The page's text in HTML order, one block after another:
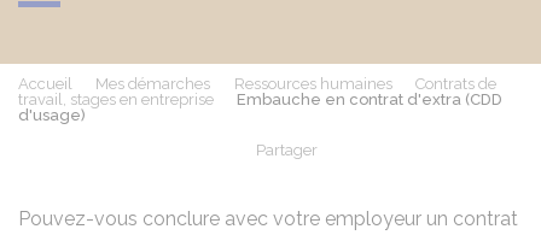
Accueil Mes démarches Ressources humaines
Contrats de
travail, stages en entreprise
Embauche en contrat d'extra (CDD
d'usage)
Partager
Pouvez-vous conclure avec votre employeur un contrat